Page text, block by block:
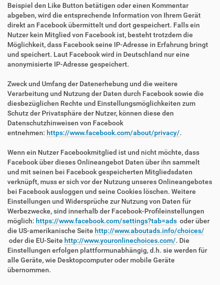
Beispiel den Like Button betätigen oder einen Kommentar
abgeben, wird die entsprechende Information von Ihrem Gerät
direkt an Facebook übermittelt und dort gespeichert. Falls ein
Nutzer kein Mitglied von Facebook ist, besteht trotzdem die
Möglichkeit, dass Facebook seine IP-Adresse in Erfahrung bringt
und speichert. Laut Facebook wird in Deutschland nur eine
anonymisierte IP-Adresse gespeichert.
Zweck und Umfang der Datenerhebung und die weitere
Verarbeitung und Nutzung der Daten durch Facebook sowie die
diesbezüglichen Rechte und Einstellungsmöglichkeiten zum
Schutz der Privatsphäre der Nutzer, können diese den
Datenschutzhinweisen von Facebook
entnehmen: https://www.facebook.com/about/privacy/.
Wenn ein Nutzer Facebookmitglied ist und nicht möchte, dass
Facebook über dieses Onlineangebot Daten über ihn sammelt
und mit seinen bei Facebook gespeicherten Mitgliedsdaten
verknüpft, muss er sich vor der Nutzung unseres Onlineangebotes
bei Facebook ausloggen und seine Cookies löschen. Weitere
Einstellungen und Widersprüche zur Nutzung von Daten für
Werbezwecke, sind innerhalb der Facebook-Profileinstellungen
möglich: https://www.facebook.com/settings?tab=ads oder über
die US-amerikanische Seite http://www.aboutads.info/choices/
oder die EU-Seite http://www.youronlinechoices.com/. Die
Einstellungen erfolgen plattformunabhängig, d.h. sie werden für
alle Geräte, wie Desktopcomputer oder mobile Geräte
übernommen.